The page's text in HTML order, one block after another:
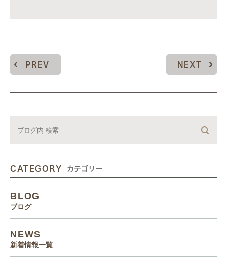
PREV NEXT
CATEGORY カテゴリー
BLOG
ブログ
NEWS
新着情報一覧